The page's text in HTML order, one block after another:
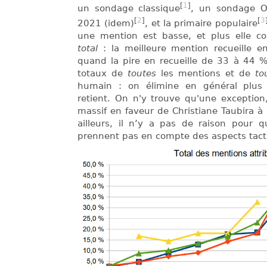
un sondage classique[1], un sondage
2021 (idem)[2 ], et la primaire populaire[3
une mention est basse, et plus elle
total : la meilleure mention recueille
quand la pire en recueille de 33 à 44
totaux de toutes les mentions et de
humain : on élimine en général plus
retient. On n'y trouve qu'une
massif en faveur de Christiane Taubira
ailleurs, il n’y a pas de raison pour
prennent pas en compte des aspects